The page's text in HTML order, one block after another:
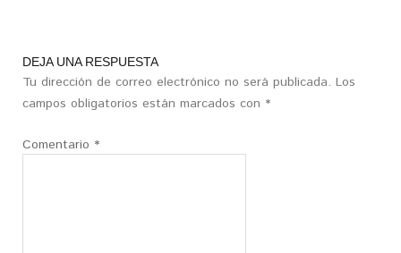
DEJA UNA RESPUESTA
Tu dirección de correo electrónico no será publicada. Los
campos obligatorios están marcados con *
Comentario *